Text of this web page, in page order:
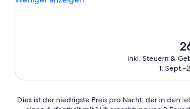
inkl. Steuern &
1.
Dies
Dies ist der niedrigste Preis pro Nacht, der in den